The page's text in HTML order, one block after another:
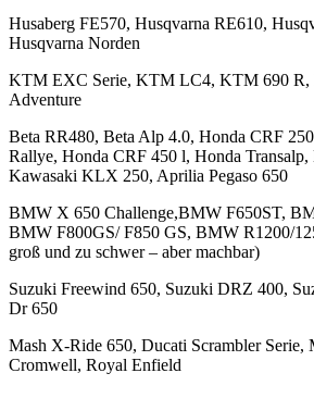
Husaberg FE570, Husqvarna RE610,
Husqvarna Norden
KTM EXC Serie, KTM LC4, KTM 690 R,
Adventure
Beta RR480, Beta Alp 4.0, Honda CRF
Rallye, Honda CRF 450 l, Honda
Kawasaki KLX 250, Aprilia Pegaso 650
BMW X 650 Challenge,BMW F650ST,
BMW F800GS/ F850 GS, BMW R1200/
groß und zu schwer – aber machbar)
Suzuki Freewind 650, Suzuki DRZ 400,
Dr 650
Mash X-Ride 650, Ducati Scrambler
Cromwell, Royal Enfield